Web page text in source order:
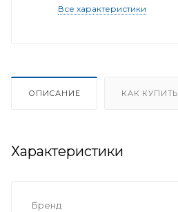
Все характеристики
ОПИСАНИЕ КАК КУПИТЬ
Характеристики
Бренд